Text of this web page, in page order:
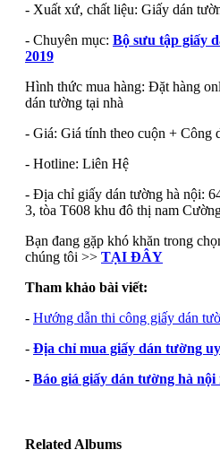
- Xuất xứ, chất liệu: Giấy dán
- Chuyên mục: Bộ sưu tập giấy
2019
Hình thức mua hàng: Đặt hàng
dán tường tại nhà
- Giá: Giá tính theo cuộn + Công
- Hotline: Liên Hệ
- Địa chỉ giấy dán tường hà nội:
3, tòa T608 khu đô thị nam
Bạn đang gặp khó khăn trong
chúng tôi >> TẠI ĐÂY
Tham khảo bài viết:
- Hướng dẫn thi công giấy dán
- Địa chỉ mua giấy dán tường
- Báo giá giấy dán tường hà
Related Albums